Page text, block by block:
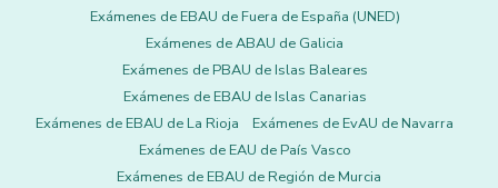
Exámenes de EBAU de Fuera de España (UNED)
Exámenes de ABAU de Galicia
Exámenes de PBAU de Islas Baleares
Exámenes de EBAU de Islas Canarias
Exámenes de EBAU de La Rioja
Exámenes de EvAU de Navarra
Exámenes de EAU de País Vasco
Exámenes de EBAU de Región de Murcia